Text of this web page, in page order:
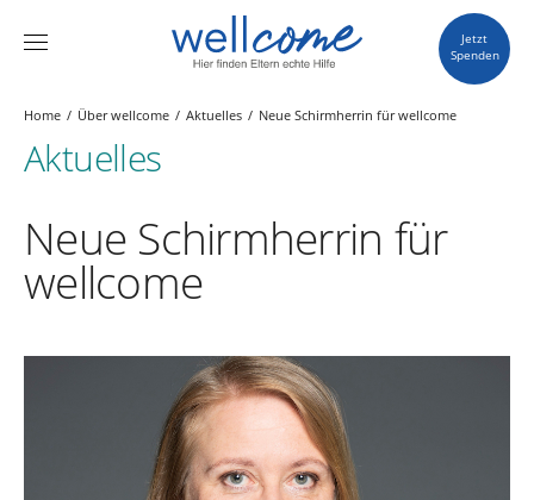
Jetzt
Spenden
Home Über wellcome Aktuelles Neue Schirmherrin für wellcome
Aktuelles
Neue Schirmherrin für
wellcome